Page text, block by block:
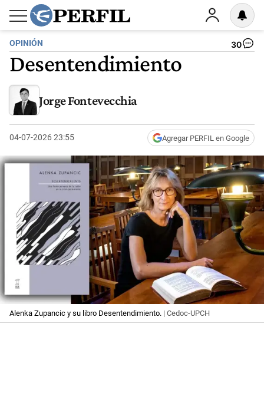
OPINIÓN 30
Desentendimiento
Jorge Fontevecchia
04-07-2026 23:55 Agregar PERFIL en Google
Alenka Zupancic y su libro Desentendimiento. | Cedoc-UPCH